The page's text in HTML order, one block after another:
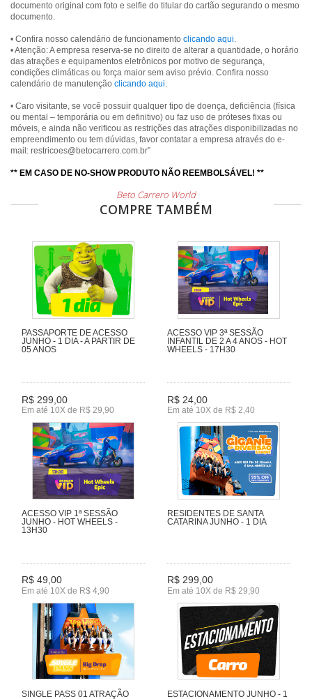
documento original com foto e selfie do titular do cartão segurando o mesmo
documento.
• Confira nosso calendário de funcionamento clicando aqui.
• Atenção: A empresa reserva-se no direito de alterar a quantidade, o horário
das atrações e equipamentos eletrônicos por motivo de segurança,
condições climáticas ou força maior sem aviso prévio. Confira nosso
calendário de manutenção clicando aqui.
• Caro visitante, se você possuir qualquer tipo de doença, deficiência (física
ou mental – temporária ou em definitivo) ou faz uso de próteses fixas ou
móveis, e ainda não verificou as restrições das atrações disponibilizadas no
empreendimento ou tem dúvidas, favor contatar a empresa através do e-
mail: restricoes@betocarrero.com.br”
** EM CASO DE NO-SHOW PRODUTO NÃO REEMBOLSÁVEL! **
Beto Carrero World
COMPRE TAMBÉM
PASSAPORTE DE ACESSO
JUNHO - 1 DIA - A PARTIR DE
05 ANOS
R$ 299,00
Em até 10X de R$ 29,90
ACESSO VIP 3ª SESSÃO
INFANTIL DE 2 A 4 ANOS - HOT
WHEELS - 17H30
R$ 24,00
Em até 10X de R$ 2,40
ACESSO VIP 1ª SESSÃO
JUNHO - HOT WHEELS -
13H30
R$ 49,00
Em até 10X de R$ 4,90
RESIDENTES DE SANTA
CATARINA JUNHO - 1 DIA
R$ 299,00
Em até 10X de R$ 29,90
SINGLE PASS 01 ATRAÇÃO
ESTACIONAMENTO JUNHO - 1